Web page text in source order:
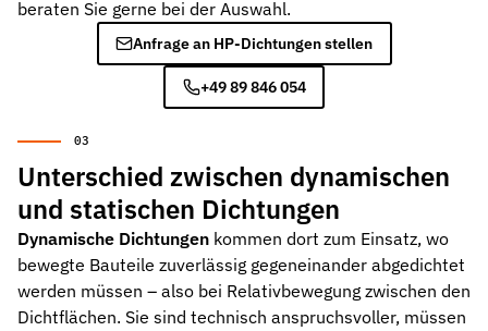
beraten Sie gerne bei der Auswahl.
Anfrage an HP-Dichtungen stellen
+49 89 846 054
Unterschied zwischen dynamischen
und statischen Dichtungen
Dynamische Dichtungen kommen dort zum Einsatz, wo
bewegte Bauteile zuverlässig gegeneinander abgedichtet
werden müssen – also bei Relativbewegung zwischen den
Dichtflächen. Sie sind technisch anspruchsvoller, müssen